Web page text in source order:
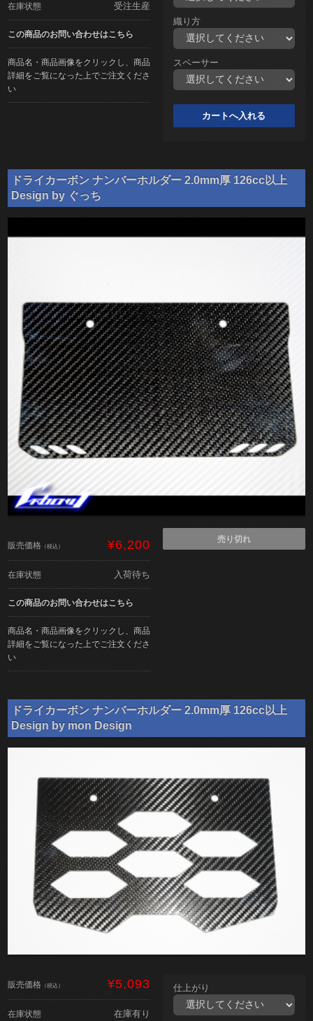
在庫状態 受注生産
この商品のお問い合わせはこちら
商品名・商品画像をクリックし、商品
詳細をご覧になった上でご注文くださ
い
織り方
スペーサー
ドライカーボン ナンバーホルダー 2.0mm厚 126cc以上
Design by ぐっち
販売価格 （税込） ¥6,200
在庫状態 入荷待ち
この商品のお問い合わせはこちら
商品名・商品画像をクリックし、商品
詳細をご覧になった上でご注文くださ
い
売り切れ
ドライカーボン ナンバーホルダー 2.0mm厚 126cc以上
Design by mon Design
販売価格 （税込） ¥5,093
在庫状態 在庫有り
仕上がり